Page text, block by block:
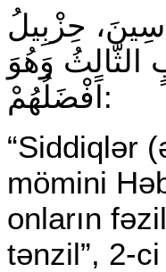
حِزْبِيلُ
وَهُوَ
اَفْضَلُهُمْ:
“Siddiqlər
mömini
onların
tənzil”, 2-